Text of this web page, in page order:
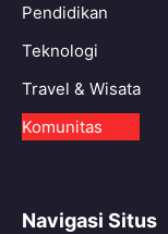
Pendidikan
Teknologi
Travel & Wisata
Komunitas
Navigasi Situs